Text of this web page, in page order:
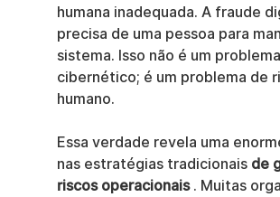
humana inadequada. A fraude
precisa de uma pessoa para
sistema. Isso não é um problema
cibernético; é um problema de
humano.
Essa verdade revela uma
nas estratégias tradicionais de
riscos operacionais . Muitas